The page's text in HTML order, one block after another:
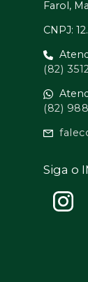
Farol,
CNPJ:
(82)
(82)
Siga o